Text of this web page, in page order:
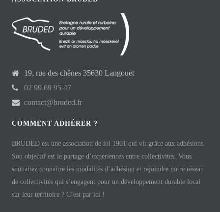
19, rue des chênes 35630 Langouët
02 99 69 95 47
contact@bruded.fr
COMMENT ADHÉRER ?
BRUDED est une association de loi 1901 qui vit grâce aux adhésions.
Son objectif est le partage d’expériences entre collectivités. Vous
souhaitez connaître les modalités d’adhésion et rejoindre notre réseau
de collectivités qui s’engagent pour un développement durable local
sur leur territoire ? C’est par ici !